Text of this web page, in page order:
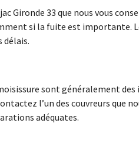
Gironde 33 que nous vous
si la fuite est importante.
délais.
sont généralement
l’un des couvreurs que
adéquates.